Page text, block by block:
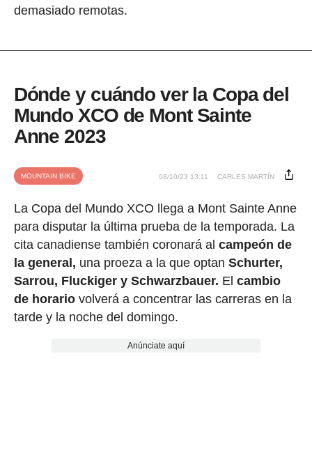
demasiado remotas.
Dónde y cuándo ver la Copa del
Mundo XCO de Mont Sainte
Anne 2023
MOUNTAIN BIKE 08/10/23 13:11 CARLES MARTÍN
La Copa del Mundo XCO llega a Mont Sainte Anne
para disputar la última prueba de la temporada. La
cita canadiense también coronará al campeón de
la general, una proeza a la que optan Schurter,
Sarrou, Fluckiger y Schwarzbauer. El cambio
de horariovolverá a concentrar las carreras en la
tarde y la noche del domingo.
Anúnciate aquí